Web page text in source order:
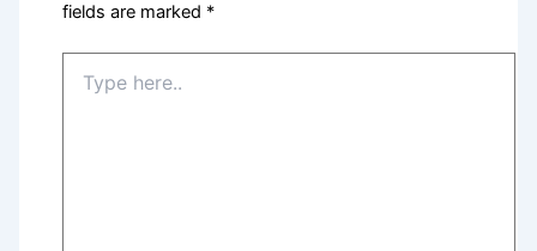
fields are marked *
here..